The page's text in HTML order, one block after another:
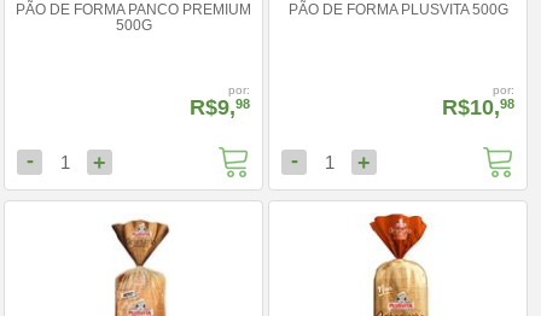
PÃO DE FORMA PANCO PREMIUM
500G
por:
R$9,98
- 1 +
PÃO DE FORMA PLUSVITA 500G
por:
R$10,98
- 1 +